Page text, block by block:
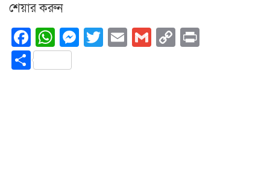
শেয়ার করুন
Facebook
WhatsApp
Messenger
Twitter
EmailGmail
Copy
Share